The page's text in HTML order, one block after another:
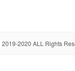
2019-2020 ALL Rights